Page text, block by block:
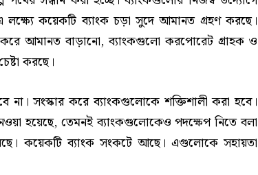
কয়েকটি ব্যাংক চড়া সুদে আমানত গ্রহণ করছে।
করে আমানত বাড়ানো, ব্যাংকগুলো করপোরেট গ্রাহক ও
করছে।
না। সংস্কার করে ব্যাংকগুলোকে শক্তিশালী করা হবে।
হয়েছে, তেমনই ব্যাংকগুলোকেও পদক্ষেপ নিতে বলা
কয়েকটি ব্যাংক সংকটে আছে। এগুলোকে সহায়তা